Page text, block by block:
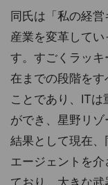
同氏は「私の経
産業を変革して
す。すごくラッ
在までの段階を
ことであり、ITは
ができ、星野リ
結果として現在
エージェントを